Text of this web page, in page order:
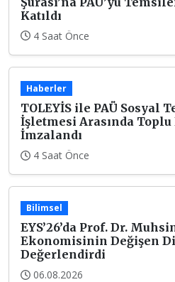
Katıldı
4 Saat Önce
Haberler
TOLEYİS ile PAÜ Sosyal
İşletmesi Arasında Toplu
İmzalandı
4 Saat Önce
Bilimsel
EYS’26’da Prof. Dr.
Ekonomisinin Değişen
Değerlendirdi
06.08.2026